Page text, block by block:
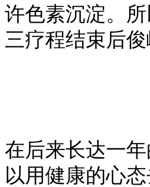
许色素沉淀。
三疗程结束后
在后来长达一
以用健康的心